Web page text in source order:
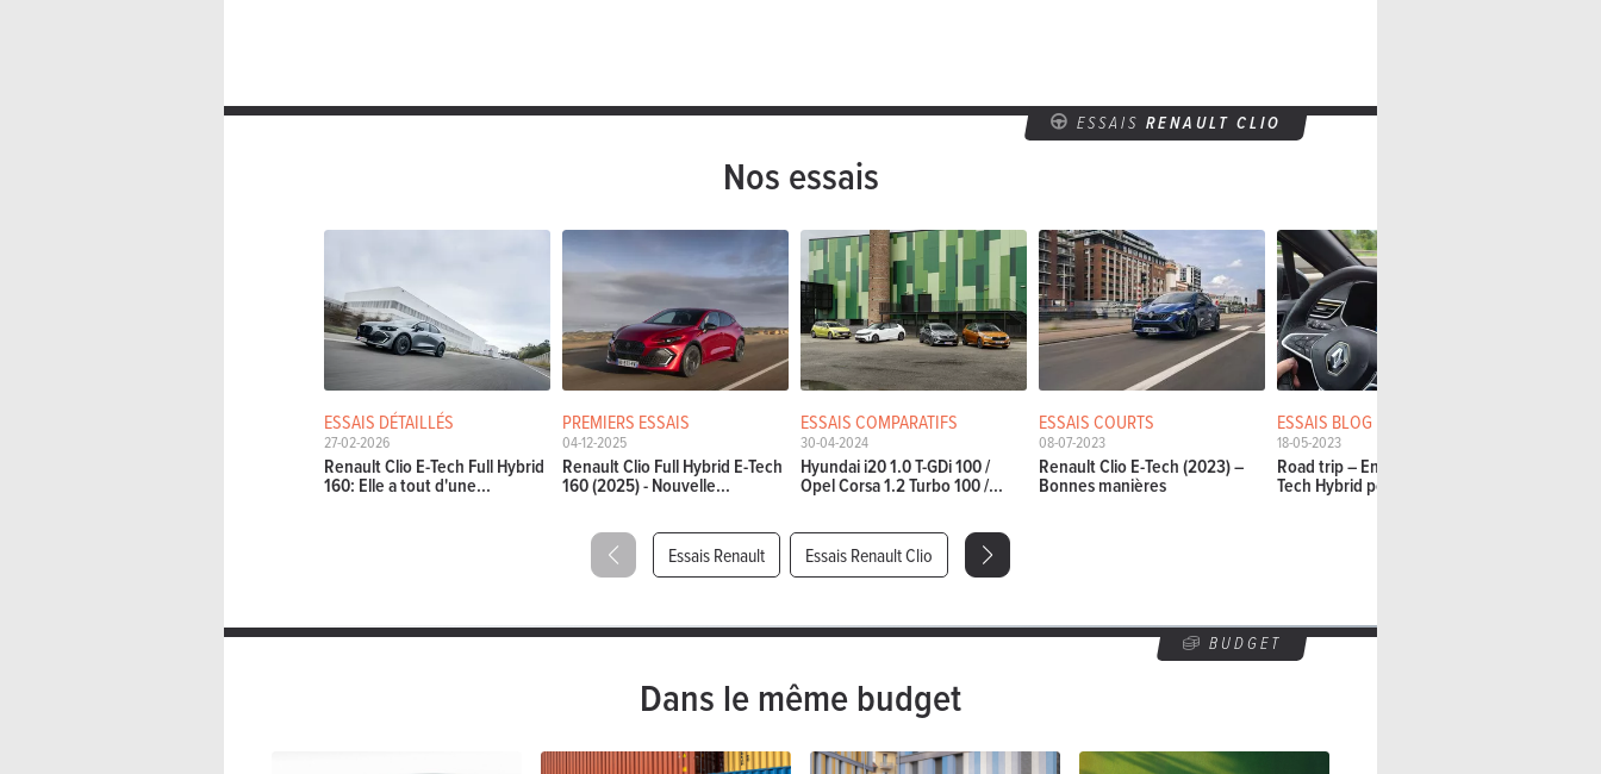
ESSAIS RENAULT CLIO
Nos essais
ESSAIS DÉTAILLÉS
27-02-2026
Renault Clio E-Tech Full Hybrid
160: Elle a tout d'une...
PREMIERS ESSAIS
04-12-2025
Renault Clio Full Hybrid E-Tech
160 (2025) - Nouvelle...
ESSAIS COMPARATIFS
30-04-2024
Hyundai i20 1.0 T-GDi 100 /
Opel Corsa 1.2 Turbo 100 /...
ESSAIS COURTS
08-07-2023
Renault Clio E-Tech (2023) –
Bonnes manières
ESSAIS BLOG
18-05-2023
Road trip – En Renault Clio E-
Tech Hybrid pour aller...
Essais Renault Essais Renault Clio
BUDGET
Dans le même budget